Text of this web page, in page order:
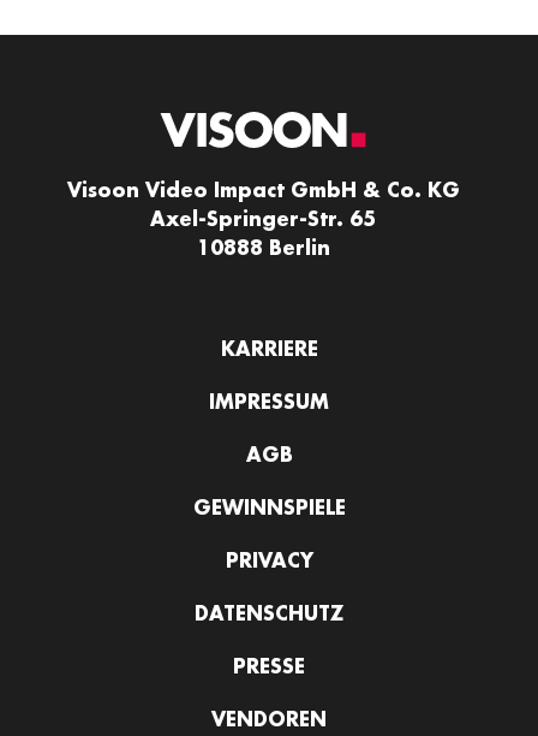
Visoon Video Impact GmbH & Co. KG
Axel-Springer-Str. 65
10888 Berlin
KARRIERE
IMPRESSUM
AGB
GEWINNSPIELE
PRIVACY
DATENSCHUTZ
PRESSE
VENDOREN